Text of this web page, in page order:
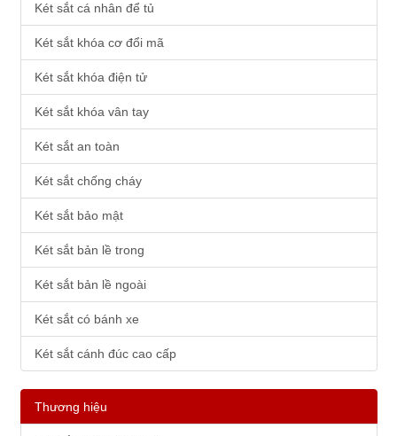
Két sắt cá nhân để tủ
Két sắt khóa cơ đổi mã
Két sắt khóa điện tử
Két sắt khóa vân tay
Két sắt an toàn
Két sắt chống cháy
Két sắt bảo mật
Két sắt bản lề trong
Két sắt bản lề ngoài
Két sắt có bánh xe
Két sắt cánh đúc cao cấp
Thương hiệu